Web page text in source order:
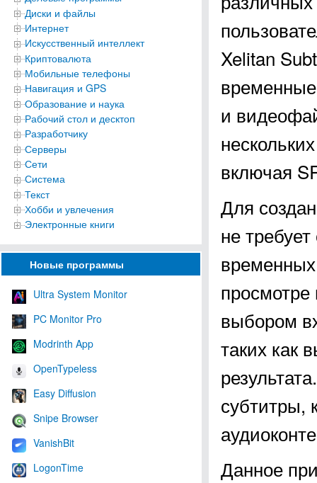
Диски и файлы
Интернет
Искусственный интеллект
Криптовалюта
Мобильные телефоны
Навигация и GPS
Образование и наука
Рабочий стол и десктоп
Разработчику
Серверы
Сети
Система
Текст
Хобби и увлечения
Электронные книги
Новые программы
Ultra System Monitor
PC Monitor Pro
Modrinth App
OpenTypeless
Easy Diffusion
Snipe Browser
VanishBit
LogonTime
Xelitan
и
включая
Для
не
выбором
таких как
субтитры,
Данное